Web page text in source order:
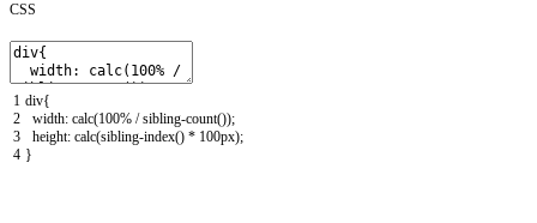
CSS
1
2
3
4
div{
width: calc(100% / sibling-count());
height: calc(sibling-index() * 100px);
}